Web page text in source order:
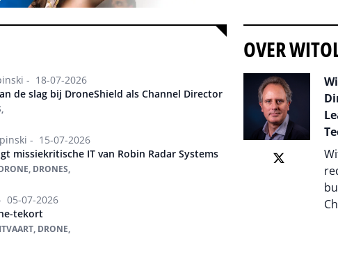
- 18-07-2026
de slag bij DroneShield als Channel Director
- 15-07-2026
missiekritische IT van Robin Radar Systems
DRONES,
05-07-2026
tekort
DRONE,
OVER